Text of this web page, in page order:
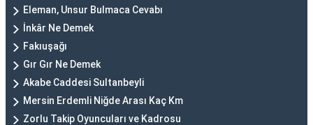
Eleman, Unsur Bulmaca Cevabı
İnkâr Ne Demek
Fakıuşağı
Gır Gır Ne Demek
Akabe Caddesi Sultanbeyli
Mersin Erdemli Niğde Arası Kaç Km
Zorlu Takip Oyuncuları ve Kadrosu